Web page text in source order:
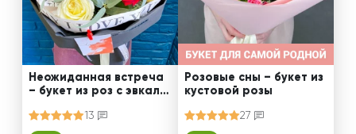
Неожиданная встреча
– букет из роз с эвкали
13
Розовые сны – букет из
кустовой розы
27